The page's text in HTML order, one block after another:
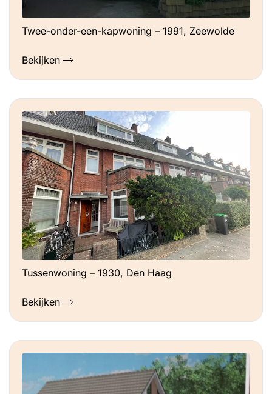
Twee-onder-een-kapwoning – 1991, Zeewolde
Bekijken
Tussenwoning – 1930, Den Haag
Bekijken